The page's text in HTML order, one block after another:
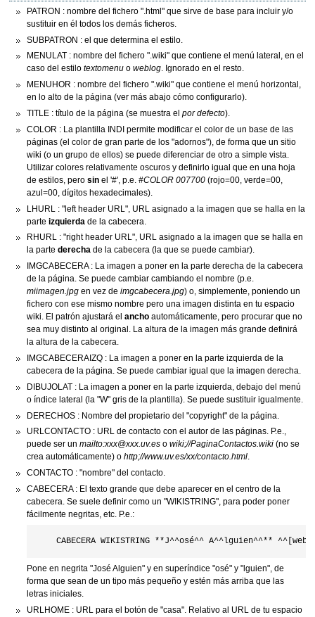
PATRON : nombre del fichero ".html" que sirve de base para incluir y/o
sustituir en él todos los demás ficheros.
SUBPATRON : el que determina el estilo.
MENULAT : nombre del fichero ".wiki" que contiene el menú lateral, en el
caso del estilo textomenuo weblog. Ignorado en el resto.
MENUHOR : nombre del fichero ".wiki" que contiene el menú horizontal,
en lo alto de la página (ver más abajo cómo configurarlo).
TITLE : título de la página (se muestra el por defecto).
COLOR : La plantilla INDI permite modificar el color de un base de las
páginas (el color de gran parte de los "adornos"), de forma que un sitio
wiki (o un grupo de ellos) se puede diferenciar de otro a simple vista.
Utilizar colores relativamente oscuros y definirlo igual que en una hoja
de estilos, pero sinel '#', p.e. #COLOR 007700(rojo=00, verde=00,
azul=00, dígitos hexadecimales).
LHURL : "left header URL", URL asignado a la imagen que se halla en la
parte izquierda de la cabecera.
RHURL : "right header URL", URL asignado a la imagen que se halla en
la parte derechade la cabecera (la que se puede cambiar).
IMGCABECERA : La imagen a poner en la parte derecha de la cabecera
de la página. Se puede cambiar cambiando el nombre (p.e.
miimagen.jpgen vez de imgcabecera.jpg) o, simplemente, poniendo un
fichero con ese mismo nombre pero una imagen distinta en tu espacio
wiki. El patrón ajustará el anchoautomáticamente, pero procurar que no
sea muy distinto al original. La altura de la imagen más grande definirá
la altura de la cabecera.
IMGCABECERAIZQ : La imagen a poner en la parte izquierda de la
cabecera de la página. Se puede cambiar igual que la imagen derecha.
DIBUJOLAT : La imagen a poner en la parte izquierda, debajo del menú
o índice lateral (la "W" gris de la plantilla). Se puede sustituir igualmente.
DERECHOS : Nombre del propietario del "copyright" de la página.
URLCONTACTO : URL de contacto con el autor de las páginas. P.e.,
puede ser un mailto:xxx@xxx.uv.eso wiki;//PaginaContactos.wiki(no se
crea automáticamente) o http;//www.uv.es/xx/contacto.html.
CONTACTO : "nombre" del contacto.
CABECERA : El texto grande que debe aparecer en el centro de la
cabecera. Se suele definir como un "WIKISTRING", para poder poner
fácilmente negritas, etc. P.e.:
Pone en negrita "José Alguien" y en superíndice "osé" y "lguien", de
forma que sean de un tipo más pequeño y estén más arriba que las
letras iniciales.
URLHOME : URL para el botón de "casa". Relativo al URL de tu espacio